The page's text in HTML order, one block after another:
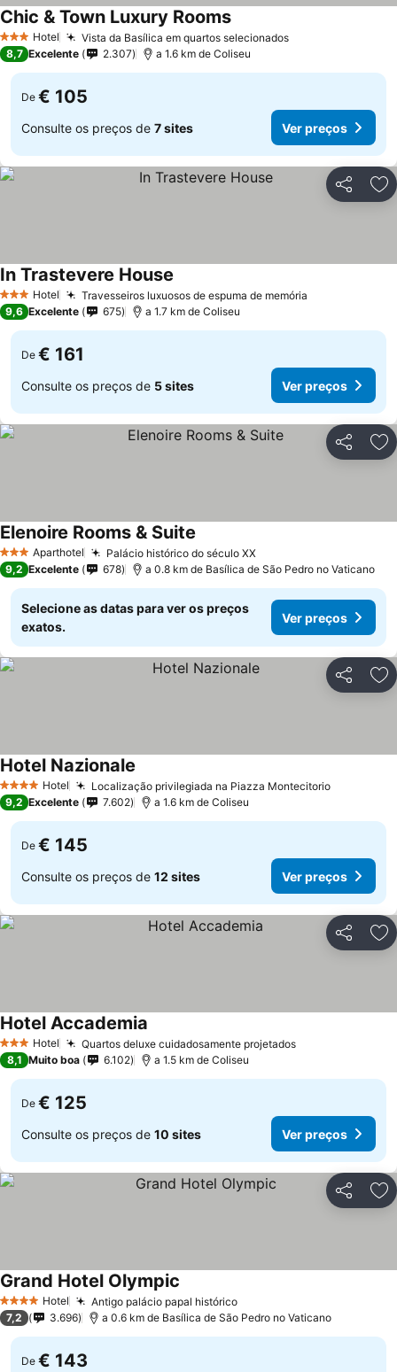
3 EstrelasHotel Vista da Basílica em quartos selecionados
Chic & Town Luxury Rooms
8,7 Excelente 2.307 a 1.6 km de Coliseu
De € 105
Consulte os preços de 7 sites Ver preços
Partilhar
3 EstrelasHotel Travesseiros luxuosos de espuma de memória
In Trastevere House
9,6 Excelente 675 a 1.7 km de Coliseu
De € 161
Consulte os preços de 5 sites Ver preços
Partilhar
3 EstrelasAparthotel Palácio histórico do século XX
Elenoire Rooms & Suite
9,2 Excelente 678 a 0.8 km de Basílica de São Pedro no Vaticano
Selecione as datas para ver os preços
exatos.
Ver preços
Partilhar
4 EstrelasHotel Localização privilegiada na Piazza Montecitorio
Hotel Nazionale
9,2 Excelente 7.602 a 1.6 km de Coliseu
De € 145
Consulte os preços de 12 sites Ver preços
Partilhar
3 EstrelasHotel Quartos deluxe cuidadosamente projetados
Hotel Accademia
8,1 Muito boa 6.102 a 1.5 km de Coliseu
De € 125
Consulte os preços de 10 sites Ver preços
Partilhar
4 EstrelasHotel Antigo palácio papal histórico
Grand Hotel Olympic
7,2 3.696 a 0.6 km de Basílica de São Pedro no Vaticano
De € 143